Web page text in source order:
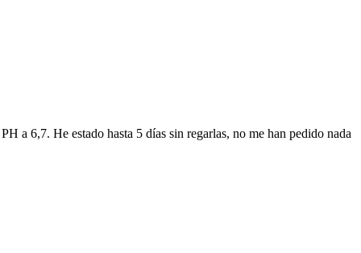
a 6,7. He estado hasta 5 días sin regarlas, no me han pedido nada